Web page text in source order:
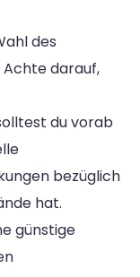
des
darauf,
du vorab
bezüglich
hat.
günstige